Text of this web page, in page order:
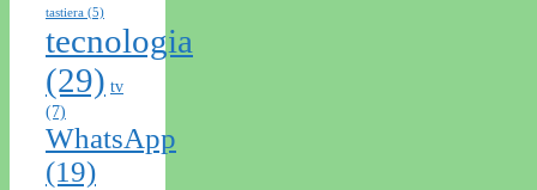
tastiera (5)
tecnologia
(29) tv
(7)
WhatsApp
(19)